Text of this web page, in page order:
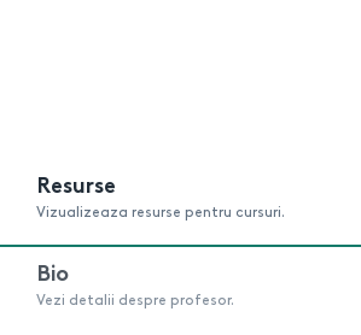
Resurse
Vizualizeaza resurse pentru cursuri.
Bio
Vezi detalii despre profesor.